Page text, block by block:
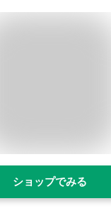
ショップでみる